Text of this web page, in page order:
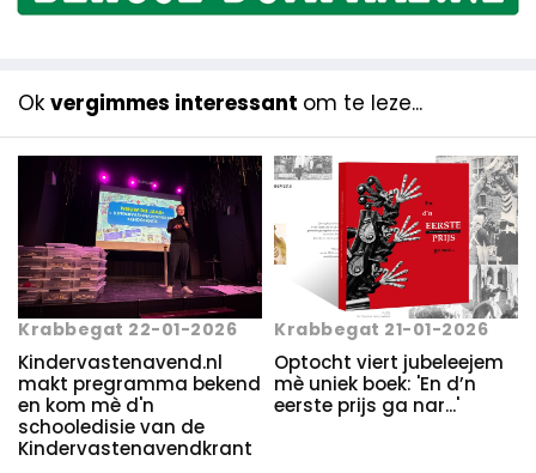
Ok vergimmes interessant om te leze...
Krabbegat 22-01-2026
Kindervastenavend.nl
makt pregramma bekend
en kom mè d'n
schooledisie van de
Kindervastenavendkrant
Krabbegat 21-01-2026
Optocht viert jubeleejem
mè uniek boek: 'En d’n
eerste prijs ga nar...'